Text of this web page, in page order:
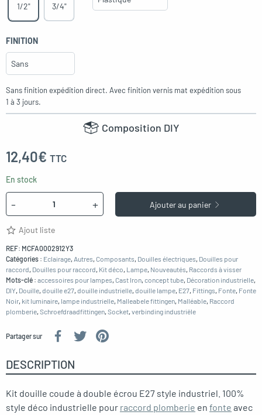
1/2" 3/4"
FINITION
Sans finition expédition direct. Avec finition vernis mat expédition sous
1 à 3 jours.
Composition DIY
12,40€ TTC
En stock
- + Ajouter au panier
Ajout liste
REF: MCFA0002912Y3
Catégories : Eclairage, Autres, Composants, Douilles électriques, Douilles pour
raccord, Douilles pour raccord, Kit déco, Lampe, Nouveautés, Raccords à visser
Mots-clé : accessoires pour lampes, Cast Iron, concept tube, Décoration industrielle,
DIY, Douille, douille e27, douille industrielle, douille lampe, E27, Fittings, Fonte, Fonte
Noir, kit luminaire, lampe industrielle, Malleabele fittingen, Malléable, Raccord
plomberie, Schroefdraadfittingen, Socket, verbinding industriële
Partager sur
DESCRIPTION
Kit douille coude à double écrou E27 style industriel. 100%
style déco industrielle pour raccord plomberie en fonte avec